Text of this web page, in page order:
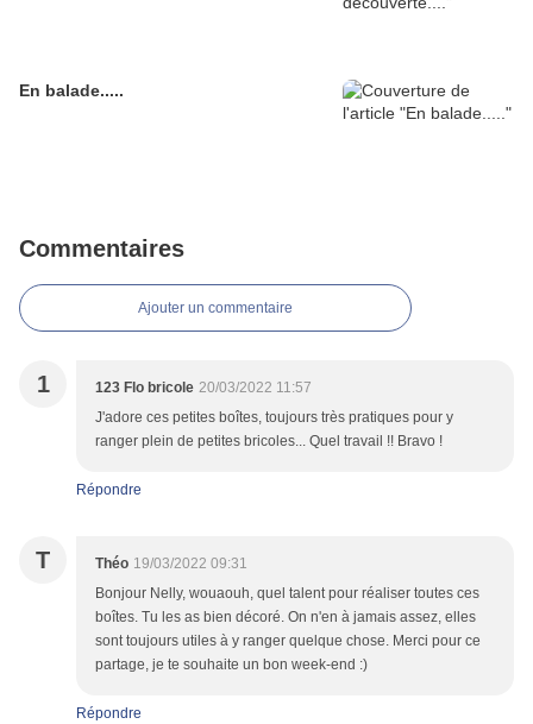
En balade.....
Commentaires
Ajouter un commentaire
1 123 Flo bricole 20/03/2022 11:57
J'adore ces petites boîtes, toujours très pratiques pour y
ranger plein de petites bricoles... Quel travail !! Bravo !
Répondre
T Théo 19/03/2022 09:31
Bonjour Nelly, wouaouh, quel talent pour réaliser toutes ces
boîtes. Tu les as bien décoré. On n'en à jamais assez, elles
sont toujours utiles à y ranger quelque chose. Merci pour ce
partage, je te souhaite un bon week-end :)
Répondre